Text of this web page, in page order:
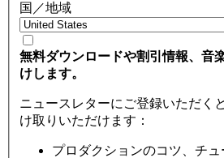
国／地域
無料ダウンロードや割引情報、音
けします。
ニュースレターにご登録いただく
け取りいただけます：
プロダクションのコツ、チ